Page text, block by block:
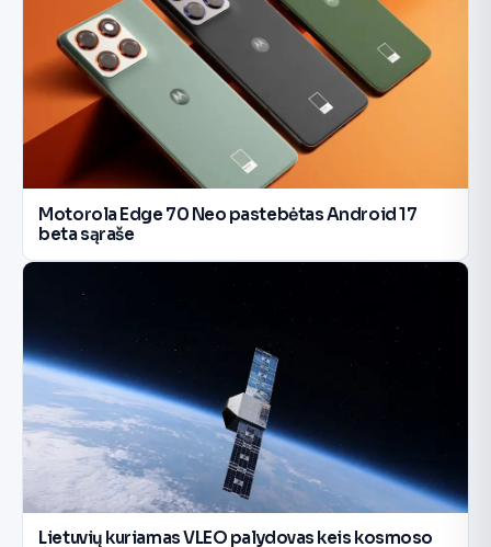
Motorola Edge 70 Neo pastebėtas Android 17
beta sąraše
Lietuvių kuriamas VLEO palydovas keis kosmoso